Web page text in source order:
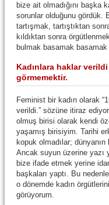
bize ait olmadığını başka
sorunlar olduğunu gördük.
tartışmak, tartıştıktan
kıldıktan sonra
bulmak basamak
Kadınlara haklar
görmemektir.
Feminist bir kadın olarak
verildi.” sözüne itiraz
olmuş birisi olarak kendi
yaşamış birisiyim. Tarihi
kopuk olmadılar;
Ancak suyun üzerine yazı
bize ifade etmek yerine
başkaları yaptı. Bu
o dönemde kadın
görüyorum.